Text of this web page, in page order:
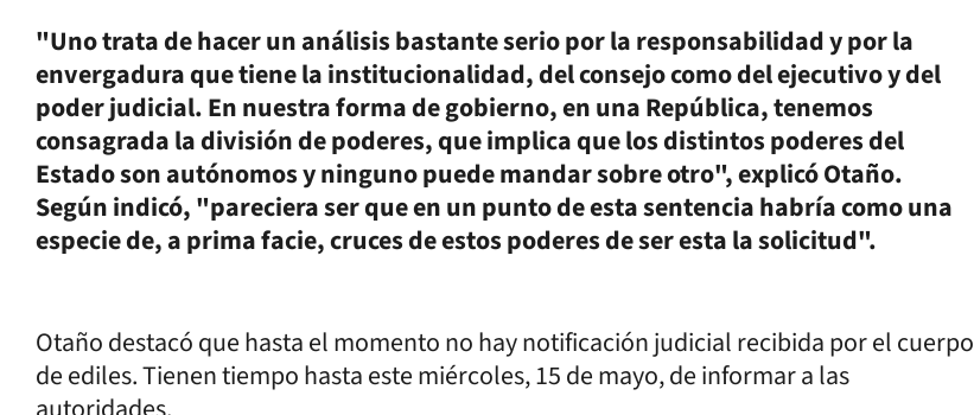
"Uno trata de hacer un análisis bastante serio por la responsabilidad y por la
envergadura que tiene la institucionalidad, del consejo como del ejecutivo y del
poder judicial. En nuestra forma de gobierno, en una República, tenemos
consagrada la división de poderes, que implica que los distintos poderes del
Estado son autónomos y ninguno puede mandar sobre otro", explicó Otaño.
Según indicó, "pareciera ser que en un punto de esta sentencia habría como una
especie de, a prima facie, cruces de estos poderes de ser esta la solicitud".
Otaño destacó que hasta el momento no hay notificación judicial recibida por el cuerpo
de ediles. Tienen tiempo hasta este miércoles, 15 de mayo, de informar a las